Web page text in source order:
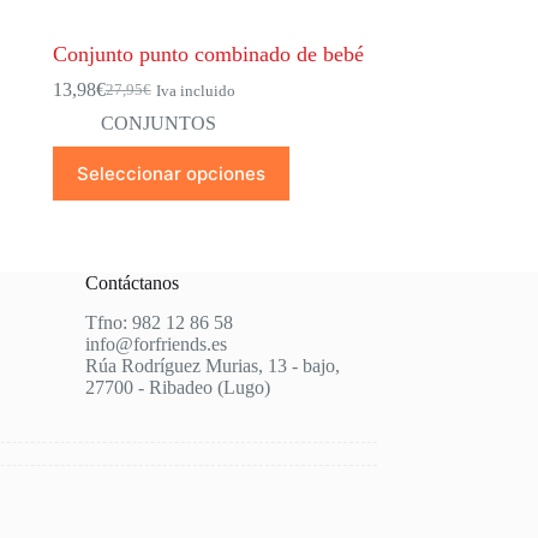
Conjunto punto combinado de bebé
27,95€
El
precio
original
era:
27,95€.
13,98€El
precio
actual
es:
13,98€.
Iva incluido
CONJUNTOS
Seleccionar opciones
producto
tiene
opciones
pueden
elegir
Contáctanos
Tfno: 982 12 86 58
info@forfriends.es
Rúa Rodríguez Murias, 13 - bajo,
27700 - Ribadeo (Lugo)